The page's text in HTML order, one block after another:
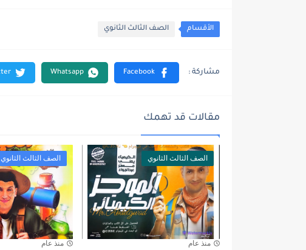
الأقسام الصف الثالث الثانوي
مقالات قد تهمك
الصف الثالث الثانوي
منذ عام
الصف الثالث الثانوي
منذ عام